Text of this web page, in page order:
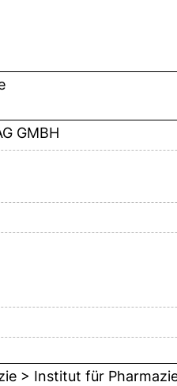
GMBH
> Institut für